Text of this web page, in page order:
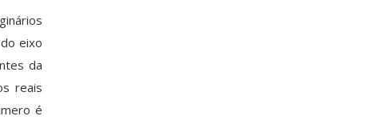
eixo
da
reais
é